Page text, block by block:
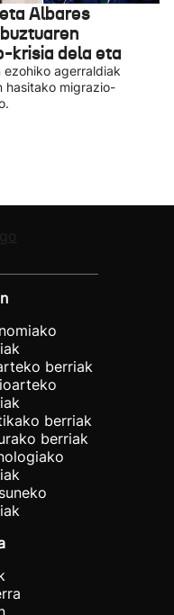
Albares
krisia dela eta
ezohiko agerraldiak
hasitako migrazio-
berriak
berriak
berriak